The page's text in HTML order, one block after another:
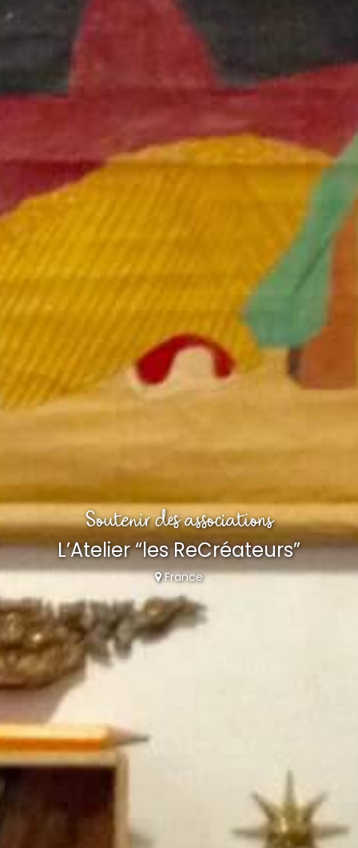
Soutenir des associations
L’Atelier “les ReCréateurs”
France